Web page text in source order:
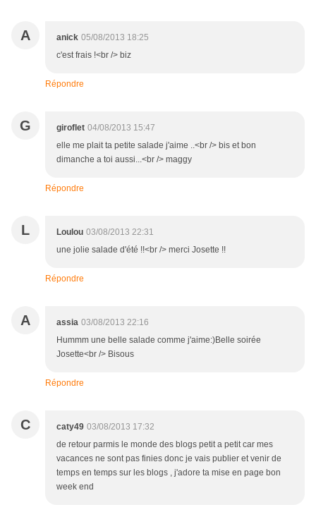
A anick 05/08/2013 18:25
c'est frais !<br /> biz
Répondre
G giroflet 04/08/2013 15:47
elle me plait ta petite salade j'aime ..<br /> bis et bon
dimanche a toi aussi...<br /> maggy
Répondre
L Loulou 03/08/2013 22:31
une jolie salade d'été !!<br /> merci Josette !!
Répondre
A assia 03/08/2013 22:16
Hummm une belle salade comme j'aime:)Belle soirée
Josette<br /> Bisous
Répondre
C caty49 03/08/2013 17:32
de retour parmis le monde des blogs petit a petit car mes
vacances ne sont pas finies donc je vais publier et venir de
temps en temps sur les blogs , j'adore ta mise en page bon
week end